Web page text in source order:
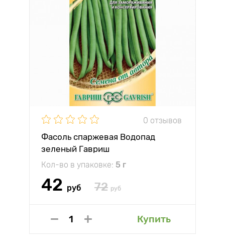
0 отзывов
Фасоль спаржевая Водопад
зеленый Гавриш
Кол-во в упаковке: 5 г
42 руб 72 руб
Купить